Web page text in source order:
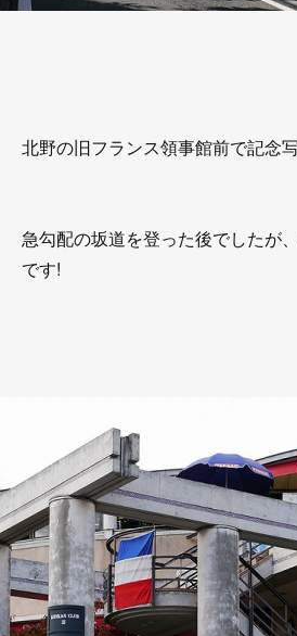
北野の旧フランス領事館前で記念
急勾配の坂道を登った後でしたが
です!